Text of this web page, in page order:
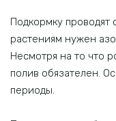
Подкормку проводят
растениям нужен
Несмотря на то что
полив обязателен.
периоды.